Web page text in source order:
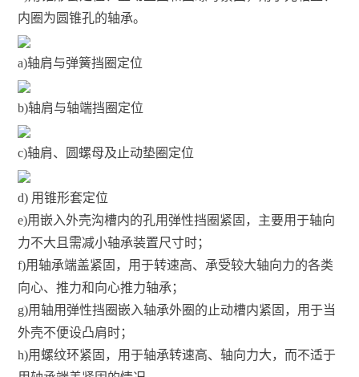
内圈为圆锥孔的轴承。
a)轴肩与弹簧挡圈定位
b)轴肩与轴端挡圈定位
c)轴肩、圆螺母及止动垫圈定位
d) 用锥形套定位
e)用嵌入外壳沟槽内的孔用弹性挡圈紧固，主要用于轴向
力不大且需减小轴承装置尺寸时；
f)用轴承端盖紧固，用于转速高、承受较大轴向力的各类
向心、推力和向心推力轴承；
g)用轴用弹性挡圈嵌入轴承外圈的止动槽内紧固，用于当
外壳不便设凸肩时；
h)用螺纹环紧固，用于轴承转速高、轴向力大，而不适于